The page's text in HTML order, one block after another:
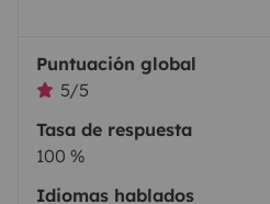
Puntuación global
5/5
Tasa de respuesta
100 %
Idiomas hablados